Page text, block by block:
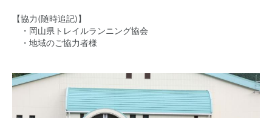
【協力(随時追記)】
・岡山県トレイルランニング協会
・地域のご協力者様